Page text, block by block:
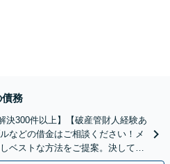
務
決300件以上】【破産管財人経験あ
などの借金はご相談ください！メ
ベストな方法をご提案。決して叱
最後まで対応】